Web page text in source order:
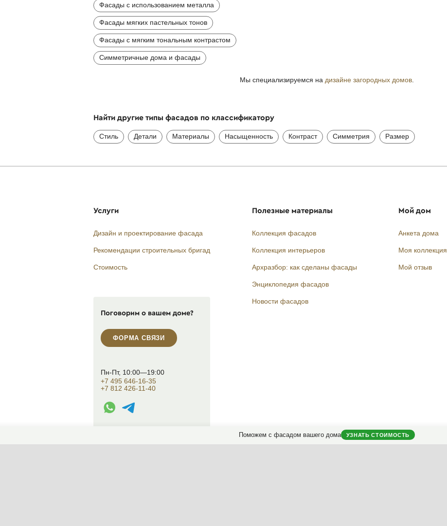
Фасады с использованием металла
Фасады мягких пастельных тонов
Фасады с мягким тональным контрастом
Симметричные дома и фасады
Мы специализируемся на дизайне загородных домов
Найти другие типы фасадов по классификатору
Стиль Детали Материалы Насыщенность Контраст Симметрия Размер
Поможем с фасадом вашего дома УЗНАТЬ СТОИМОСТЬ
Услуги
Дизайн и проектирование фасада
Рекомендации строительных бригад
Стоимость
Поговорим о вашем доме?
ФОРМА СВЯЗИ
Пн-Пт, 10:00—19:00
+7 495 646-16-35
+7 812 426-11-40
WhatsApp контакт
Telegram контакт
Полезные материалы
Коллекция фасадов
Коллекция интерьеров
Архразбор: как сделаны фасады
Энциклопедия фасадов
Новости фасадов
Мой дом
Анкета дома
Моя коллекция
Мой отзыв